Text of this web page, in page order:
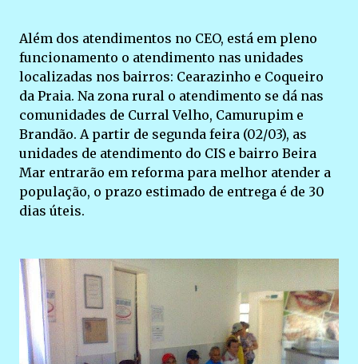
Além dos atendimentos no CEO, está em pleno
funcionamento o atendimento nas unidades
localizadas nos bairros: Cearazinho e Coqueiro
da Praia. Na zona rural o atendimento se dá nas
comunidades de Curral Velho, Camurupim e
Brandão. A partir de segunda feira (02/03), as
unidades de atendimento do CIS e bairro Beira
Mar entrarão em reforma para melhor atender a
população, o prazo estimado de entrega é de 30
dias úteis.